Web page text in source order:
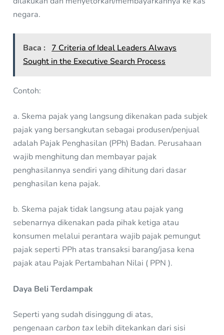
negara.
Baca :
7 Criteria of Ideal Leaders Always
Sought in the Executive Search Process
Contoh:
a. Skema pajak yang langsung dikenakan pada subjek
pajak yang bersangkutan sebagai produsen/penjual
adalah Pajak Penghasilan (PPh) Badan. Perusahaan
wajib menghitung dan membayar pajak
penghasilannya sendiri yang dihitung dari dasar
penghasilan kena pajak.
b. Skema pajak tidak langsung atau pajak yang
sebenarnya dikenakan pada pihak ketiga atau
konsumen melalui perantara wajib pajak pemungut
pajak seperti PPh atas transaksi barang/jasa kena
pajak atau Pajak Pertambahan Nilai ( PPN ).
Daya Beli Terdampak
Seperti yang sudah disinggung di atas,
pengenaancarbon tax lebih ditekankan dari sisi